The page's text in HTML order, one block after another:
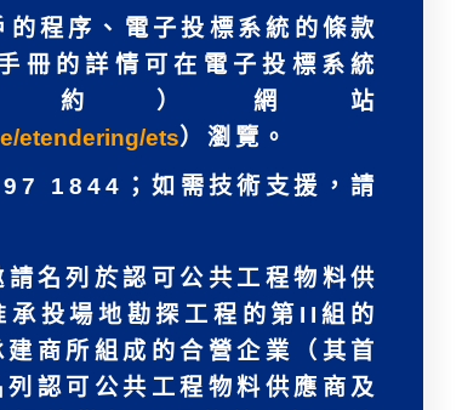
程序、電子投標系統的條款
冊的詳情可在電子投標系統
約）網站
etendering/ets）瀏覽。
1844；如需技術支援，請
名列於認可公共工程物料供
投場地勘探工程的第II組的
商所組成的合營企業（其首
認可公共工程物料供應商及